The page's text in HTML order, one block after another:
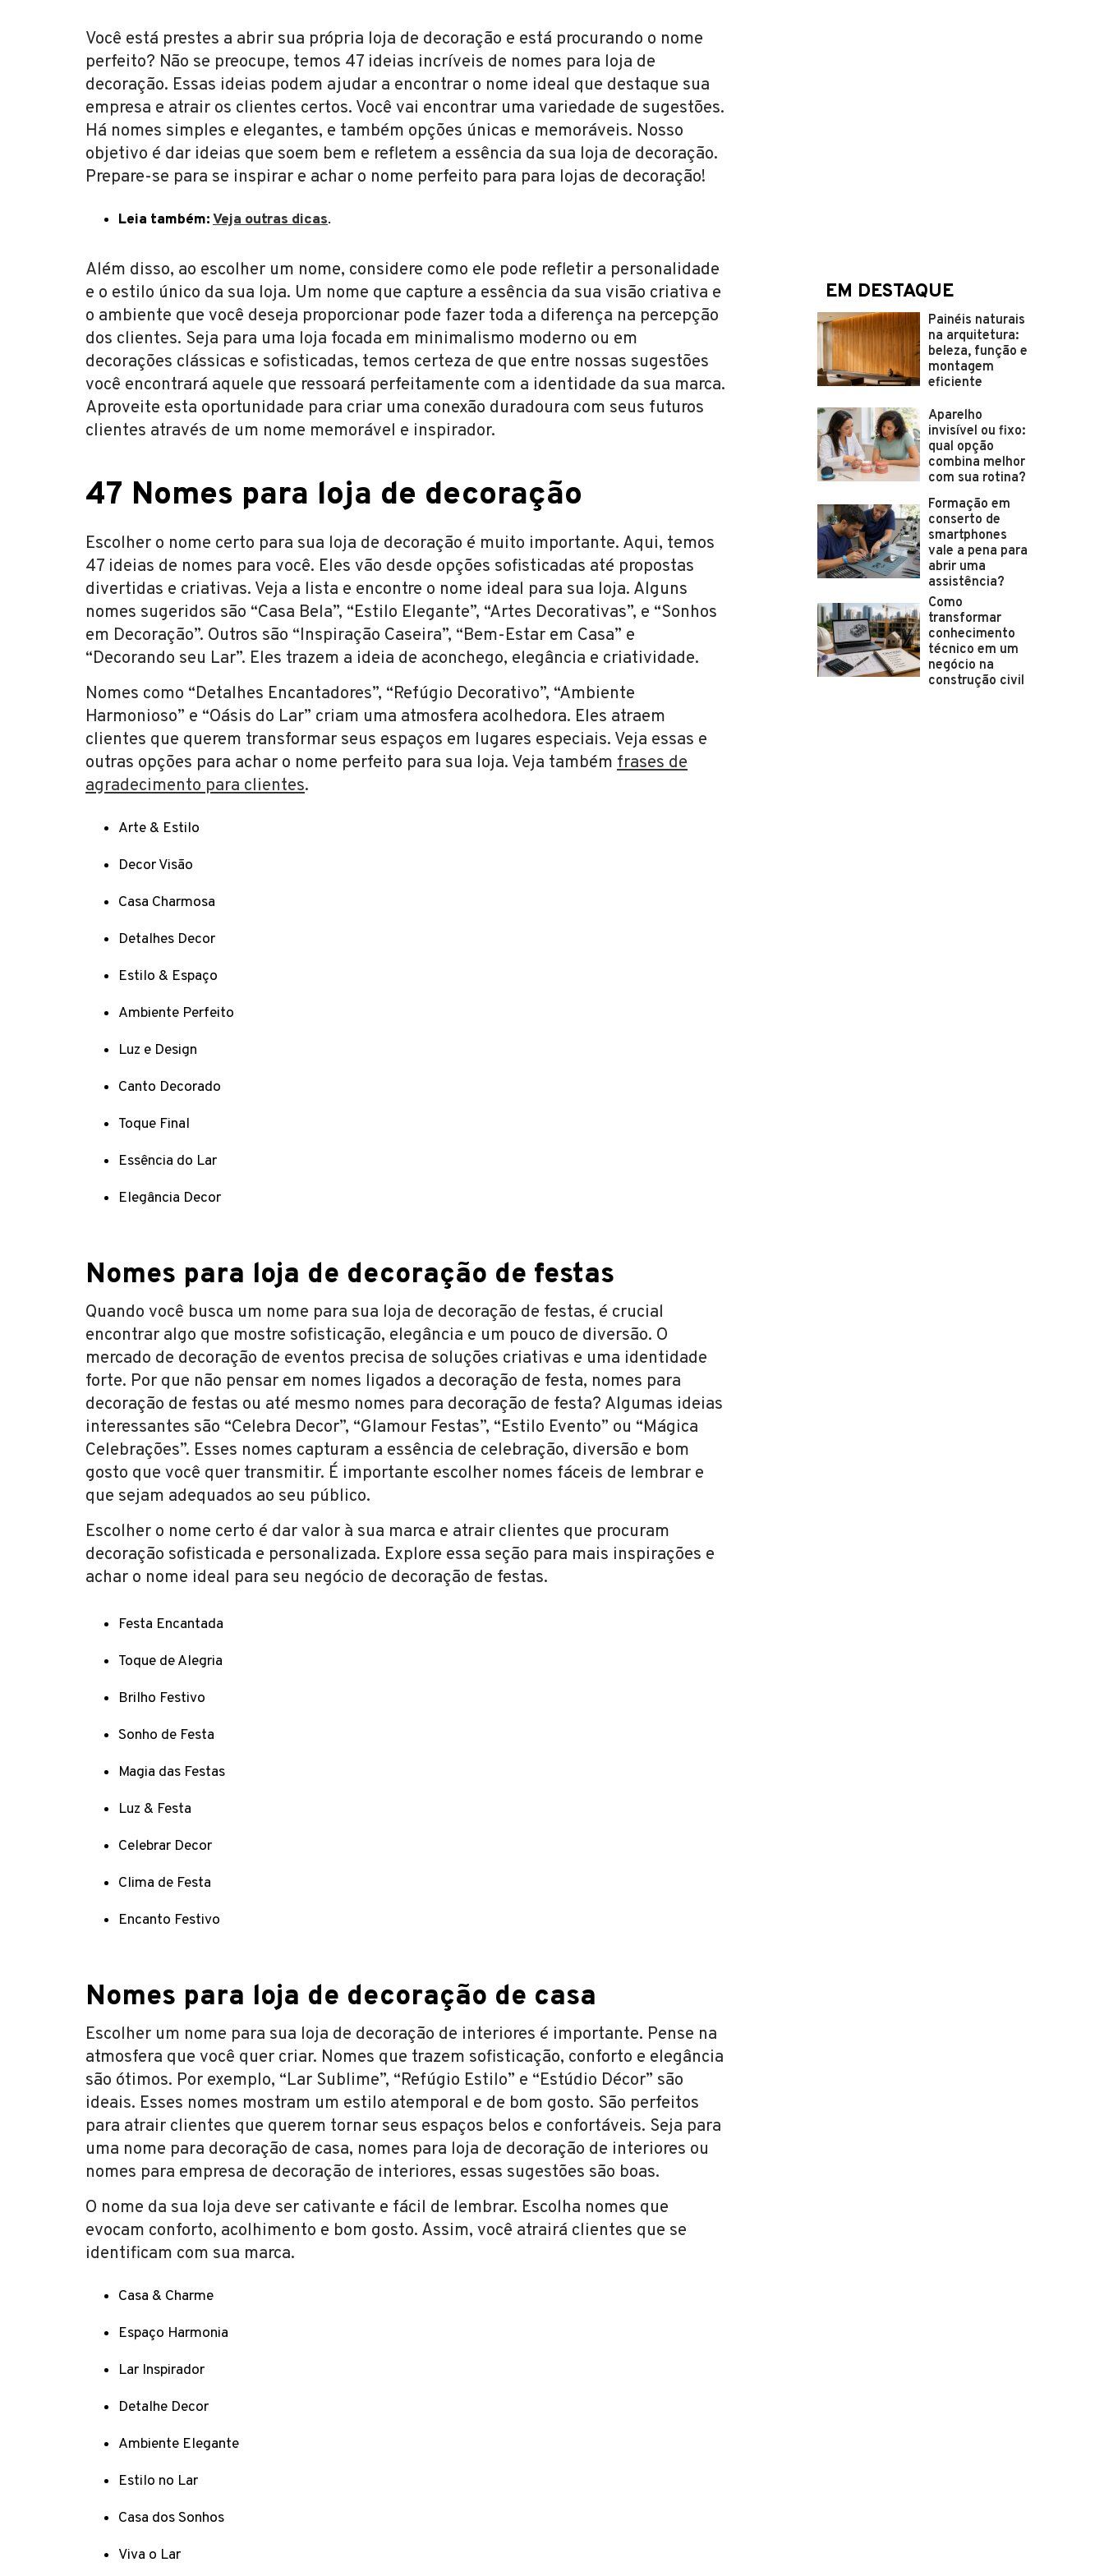
Você está prestes a abrir sua própria loja de decoração e está procurando o nome
perfeito? Não se preocupe, temos 47 ideias incríveis de nomes para loja de
decoração. Essas ideias podem ajudar a encontrar o nome ideal que destaque sua
empresa e atrair os clientes certos. Você vai encontrar uma variedade de sugestões.
Há nomes simples e elegantes, e também opções únicas e memoráveis. Nosso
objetivo é dar ideias que soem bem e refletem a essência da sua loja de decoração.
Prepare-se para se inspirar e achar o nome perfeito para para lojas de decoração!
Leia também:Veja outras dicas.
Além disso, ao escolher um nome, considere como ele pode refletir a personalidade
e o estilo único da sua loja. Um nome que capture a essência da sua visão criativa e
o ambiente que você deseja proporcionar pode fazer toda a diferença na percepção
dos clientes. Seja para uma loja focada em minimalismo moderno ou em
decorações clássicas e sofisticadas, temos certeza de que entre nossas sugestões
você encontrará aquele que ressoará perfeitamente com a identidade da sua marca.
Aproveite esta oportunidade para criar uma conexão duradoura com seus futuros
clientes através de um nome memorável e inspirador.
47 Nomes para loja de decoração
Escolher o nome certo para sua loja de decoração é muito importante. Aqui, temos
47 ideias de nomes para você. Eles vão desde opções sofisticadas até propostas
divertidas e criativas. Veja a lista e encontre o nome ideal para sua loja. Alguns
nomes sugeridos são “Casa Bela”, “Estilo Elegante”, “Artes Decorativas”, e “Sonhos
em Decoração”. Outros são “Inspiração Caseira”, “Bem-Estar em Casa” e
“Decorando seu Lar”. Eles trazem a ideia de aconchego, elegância e criatividade.
Nomes como “Detalhes Encantadores”, “Refúgio Decorativo”, “Ambiente
Harmonioso” e “Oásis do Lar” criam uma atmosfera acolhedora. Eles atraem
clientes que querem transformar seus espaços em lugares especiais. Veja essas e
outras opções para achar o nome perfeito para sua loja. Veja também frases de
agradecimento para clientes.
Arte & Estilo
Decor Visão
Casa Charmosa
Detalhes Decor
Estilo & Espaço
Ambiente Perfeito
Luz e Design
Canto Decorado
Toque Final
Essência do Lar
Elegância Decor
Nomes para loja de decoração de festas
Quando você busca um nome para sua loja de decoração de festas, é crucial
encontrar algo que mostre sofisticação, elegância e um pouco de diversão. O
mercado de decoração de eventos precisa de soluções criativas e uma identidade
forte. Por que não pensar em nomes ligados a decoração de festa, nomes para
decoração de festas ou até mesmo nomes para decoração de festa? Algumas ideias
interessantes são “Celebra Decor”, “Glamour Festas”, “Estilo Evento” ou “Mágica
Celebrações”. Esses nomes capturam a essência de celebração, diversão e bom
gosto que você quer transmitir. É importante escolher nomes fáceis de lembrar e
que sejam adequados ao seu público.
Escolher o nome certo é dar valor à sua marca e atrair clientes que procuram
decoração sofisticada e personalizada. Explore essa seção para mais inspirações e
achar o nome ideal para seu negócio de decoração de festas.
Festa Encantada
Toque de Alegria
Brilho Festivo
Sonho de Festa
Magia das Festas
Luz & Festa
Celebrar Decor
Clima de Festa
Encanto Festivo
Nomes para loja de decoração de casa
Escolher um nome para sua loja de decoração de interiores é importante. Pense na
atmosfera que você quer criar. Nomes que trazem sofisticação, conforto e elegância
são ótimos. Por exemplo, “Lar Sublime”, “Refúgio Estilo” e “Estúdio Décor” são
ideais. Esses nomes mostram um estilo atemporal e de bom gosto. São perfeitos
para atrair clientes que querem tornar seus espaços belos e confortáveis. Seja para
uma nome para decoração de casa, nomes para loja de decoração de interiores ou
nomes para empresa de decoração de interiores, essas sugestões são boas.
O nome da sua loja deve ser cativante e fácil de lembrar. Escolha nomes que
evocam conforto, acolhimento e bom gosto. Assim, você atrairá clientes que se
identificam com sua marca.
Casa & Charme
Espaço Harmonia
Lar Inspirador
Detalhe Decor
Ambiente Elegante
Estilo no Lar
Casa dos Sonhos
Viva o Lar
EM DESTAQUE
Painéis naturais
na arquitetura:
beleza, função e
montagem
eficiente
Aparelho
invisível ou fixo:
qual opção
combina melhor
com sua rotina?
Formação em
conserto de
smartphones
vale a pena para
abrir uma
assistência?
Como
transformar
conhecimento
técnico em um
negócio na
construção civil